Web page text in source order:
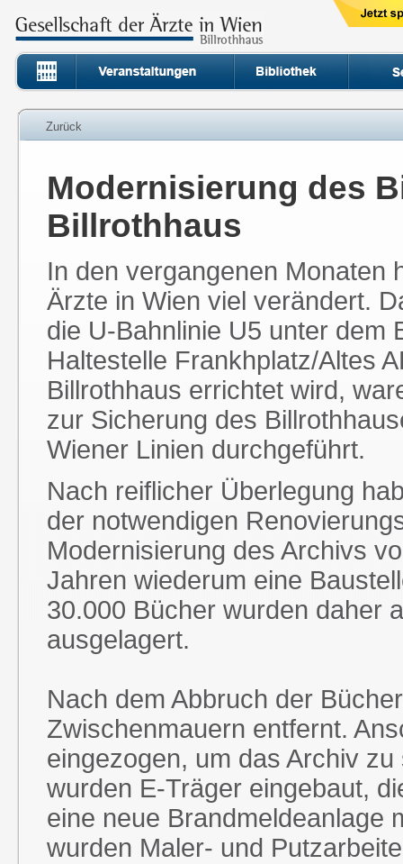
Zurück
Modernisierung des
Billrothhaus
In den vergangenen Monaten
Ärzte in Wien viel verändert.
die U-Bahnlinie U5 unter dem
Haltestelle Frankhplatz/Altes
Billrothhaus errichtet wird,
zur Sicherung des
Wiener Linien durchgeführt.
Nach reiflicher Überlegung
der notwendigen
Modernisierung des Archivs
Jahren wiederum eine
30.000 Bücher wurden daher
ausgelagert.
Nach dem Abbruch der
Zwischenmauern entfernt.
eingezogen, um das Archiv
wurden E-Träger eingebaut,
eine neue Brandmeldeanlage
wurden Maler- und